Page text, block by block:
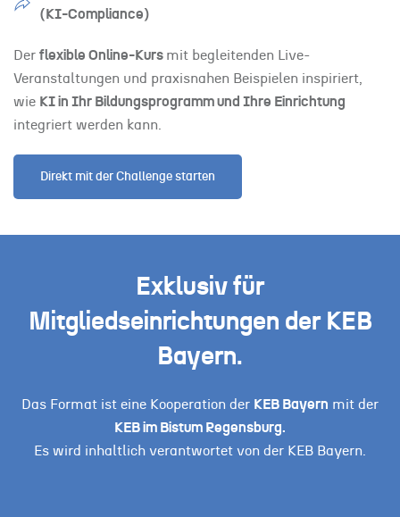
(KI-Compliance)
Der flexible Online-Kurs mit begleitenden Live-
Veranstaltungen und praxisnahen Beispielen inspiriert,
wie KI in Ihr Bildungsprogramm und Ihre Einrichtung
integriert werden kann.
Direkt mit der Challenge starten
Exklusiv für
Mitgliedseinrichtungen der KEB
Bayern.
Das Format ist eine Kooperation der KEB Bayern mit der
KEB im Bistum Regensburg.
Es wird inhaltlich verantwortet von der KEB Bayern.